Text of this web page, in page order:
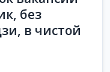
без
в чистой